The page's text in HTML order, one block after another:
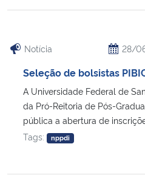
Notícia 28/
Seleção de bolsistas
A Universidade Federal de
da Pró-Reitoria de Pós-
pública a abertura de
Tags:
nppdi